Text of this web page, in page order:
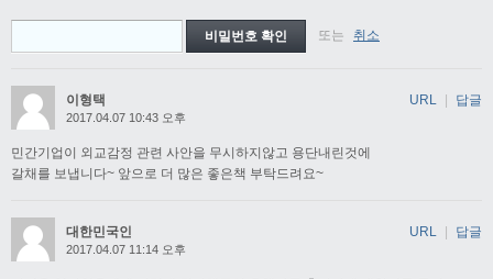
또는 취소
이형택
2017.04.07 10:43 오후
민간기업이 외교감정 관련 사안을 무시하지않고 용단내린것에
갈채를 보냅니다~ 앞으로 더 많은 좋은책 부탁드려요~
URL | 답글
대한민국인
2017.04.07 11:14 오후
URL | 답글